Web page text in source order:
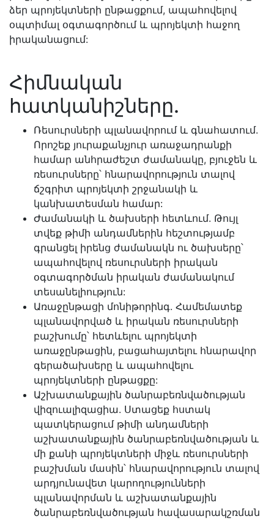
ձեր պրոյեկտների ընթացքում, ապահովելով
օպտիմալ օգտագործում և պրոյեկտի հաջող
իրականացում:
Հիմնական
հատկանիշները.
Ռեսուրսների պլանավորում և գնահատում.
Որոշեք յուրաքանչյուր առաջադրանքի
համար անհրաժեշտ ժամանակը, բյուջեն և
ռեսուրսները՝ հնարավորություն տալով
ճշգրիտ պրոյեկտի շրջանակի և
կանխատեսման համար:
Ժամանակի և ծախսերի հետևում. Թույլ
տվեք թիմի անդամներին հեշտությամբ
գրանցել իրենց ժամանակն ու ծախսերը՝
ապահովելով ռեսուրսների իրական
օգտագործման իրական ժամանակում
տեսանելիություն:
Առաջընթացի մոնիթորինգ. Համեմատեք
պլանավորված և իրական ռեսուրսների
բաշխումը՝ հետևելու պրոյեկտի
առաջընթացին, բացահայտելու հնարավոր
գերածախսերը և ապահովելու
պրոյեկտների ընթացքը:
Աշխատանքային ծանրաբեռնվածության
վիզուալիզացիա. Ստացեք հստակ
պատկերացում թիմի անդամների
աշխատանքային ծանրաբեռնվածության և
մի քանի պրոյեկտների միջև ռեսուրսների
բաշխման մասին՝ հնարավորություն տալով
արդյունավետ կարողությունների
պլանավորման և աշխատանքային
ծանրաբեռնվածության հավասարակշռման